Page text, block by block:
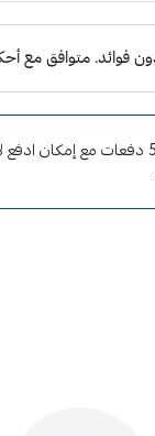
وقسّمها على 5 دفعات مع